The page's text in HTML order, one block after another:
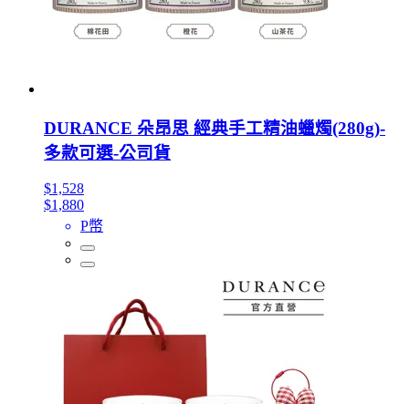
DURANCE 朵昂思 經典手工精油蠟燭(280g)-
多款可選-公司貨
$1,528
$1,880
P幣